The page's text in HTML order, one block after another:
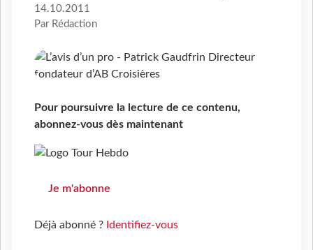
14.10.2011
Par Rédaction
Pour poursuivre la lecture de ce contenu,
abonnez-vous dès maintenant
Je m'abonne
Déjà abonné ? Identifiez-vous